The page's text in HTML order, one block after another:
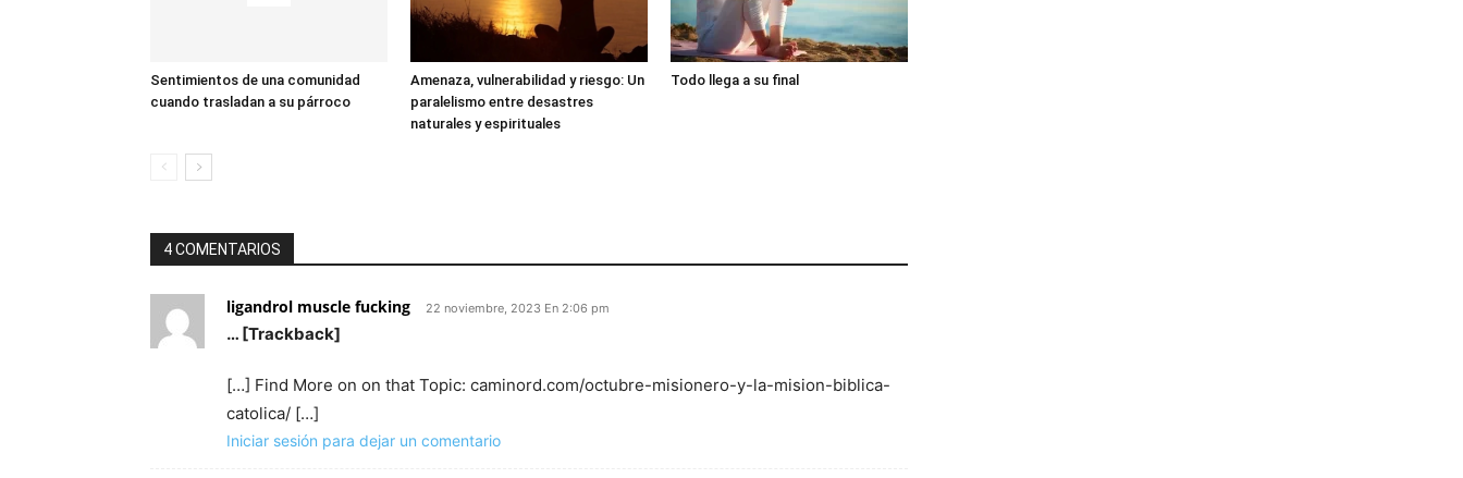
Sentimientos de una comunidad
cuando trasladan a su párroco
Amenaza, vulnerabilidad y riesgo: Un
paralelismo entre desastres
naturales y espirituales
Todo llega a su final
4 COMENTARIOS
ligandrol muscle fucking 22 noviembre, 2023 En 2:06 pm
… [Trackback]
[…] Find More on on that Topic: caminord.com/octubre-misionero-y-la-mision-biblica-
catolica/ […]
Iniciar sesión para dejar un comentario